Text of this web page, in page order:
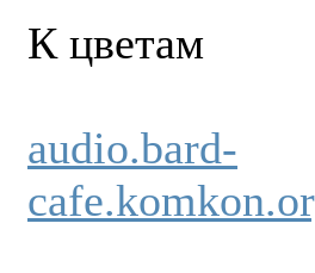
К цветам
audio.bard-